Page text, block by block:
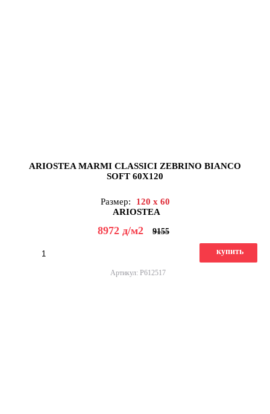
ARIOSTEA MARMI CLASSICI ZEBRINO BIANCO
SOFT 60X120
Размер:
120 x 60
ARIOSTEA
8972 д/м2 9155
купить
Артикул: P612517